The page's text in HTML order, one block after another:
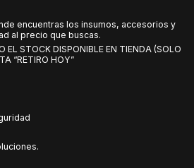
encuentras los insumos, accesorios y
al precio que buscas.
EL STOCK DISPONIBLE EN TIENDA (SOLO
“RETIRO HOY”